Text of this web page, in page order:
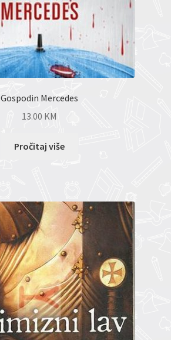
Gospodin Mercedes
13.00 KM
Pročitaj više